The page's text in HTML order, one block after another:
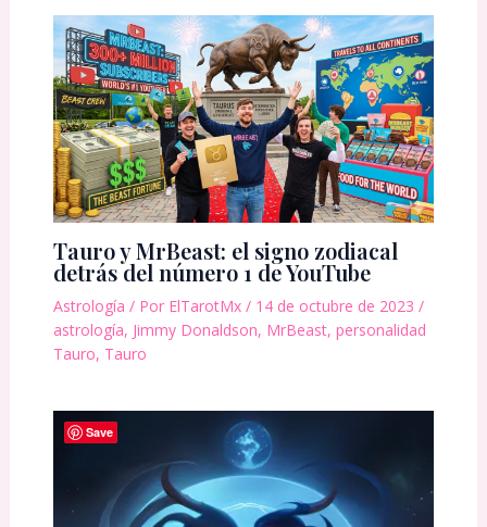
Tauro y MrBeast: el signo zodiacal
detrás del número 1 de YouTube
Astrología / Por ElTarotMx / 14 de octubre de 2023 /
astrología, Jimmy Donaldson, MrBeast, personalidad
Tauro, Tauro
Save